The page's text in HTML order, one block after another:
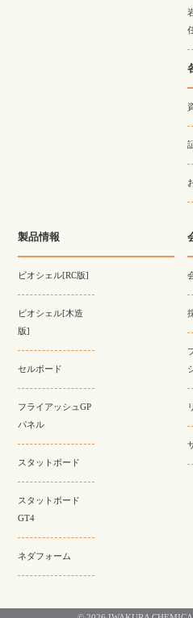
製品情報
ビオシェル[RC版]
ビオシェル[木造
版]
セルボード
フライアッシュGP
パネル
スタットボード
スタットボード
GT4
ネダフォーム